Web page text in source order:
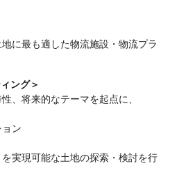
に最も適した物流施設・物流プラ
ング＞
、将来的なテーマを起点に、
ン
実現可能な土地の探索・検討を行